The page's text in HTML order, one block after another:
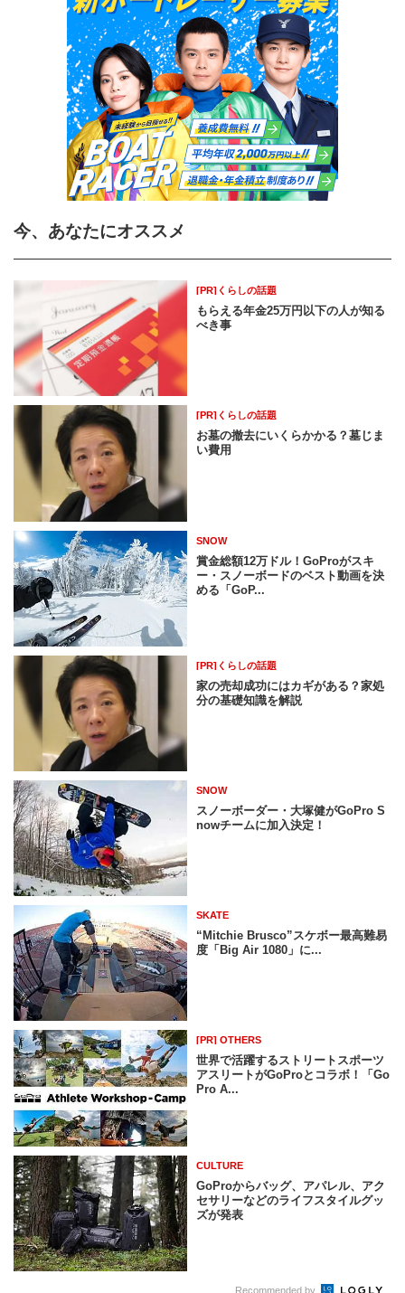
今、あなたにオススメ
[PR]くらしの話題
もらえる年金25万円以下の人が知る
べき事
[PR]くらしの話題
お墓の撤去にいくらかかる？墓じま
い費用
SNOW
賞金総額12万ドル！GoProがスキ
ー・スノーボードのベスト動画を決
める「GoP...
[PR]くらしの話題
家の売却成功にはカギがある？家処
分の基礎知識を解説
SNOW
スノーボーダー・大塚健がGoPro S
nowチームに加入決定！
SKATE
“Mitchie Brusco”スケボー最高難易
度「Big Air 1080」に...
[PR] OTHERS
世界で活躍するストリートスポーツ
アスリートがGoProとコラボ！「Go
Pro A...
CULTURE
GoProからバッグ、アパレル、アク
セサリーなどのライフスタイルグッ
ズが発表
Recommended by